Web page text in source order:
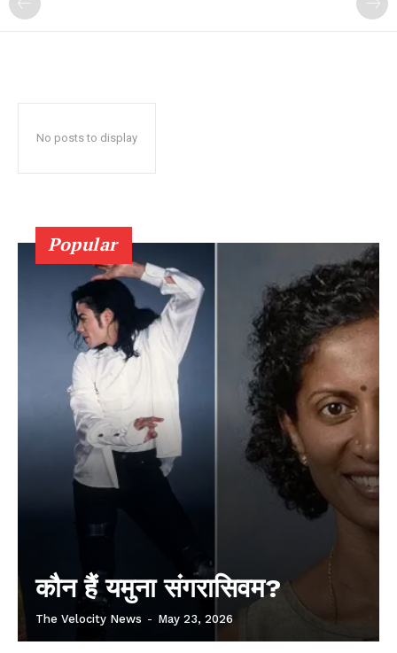
No posts to display
Popular
कौन हैं यमुना संगरासिवम?
The Velocity News - May 23, 2026